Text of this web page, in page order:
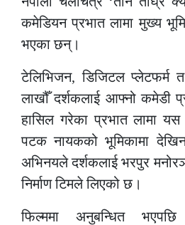
कमेडियन प्रभात लामा मुख्य
भएका छन्।
टेलिभिजन, डिजिटल प्लेटफर्म
लाखौँ दर्शकलाई आफ्नो कमेडी
हासिल गरेका प्रभात लामा यस
पटक नायकको भूमिकामा
अभिनयले दर्शकलाई भरपुर
निर्माण टिमले लिएको छ।
फिल्ममा अनुबन्धित